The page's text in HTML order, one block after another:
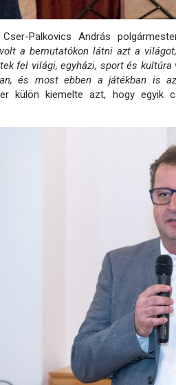
Cser-Palkovics András
a bemutatókon látni azt a
fel világi, egyházi, sport és kultúra
és most ebben a játékban is
külön kiemelte azt, hogy egyik